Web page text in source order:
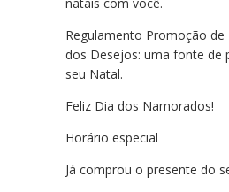
Regulamento Promoção de
dos Desejos: uma fonte de
seu Natal.
Feliz Dia dos Namorados!
Horário especial
Já comprou o presente do